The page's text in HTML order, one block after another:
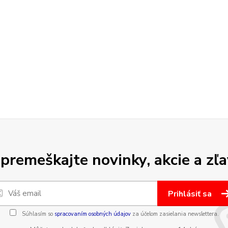
novinky, akcie a
Prihlásiť sa
Súhlasím so spracovaním osobných údajovza účelom zasielania newslettera.